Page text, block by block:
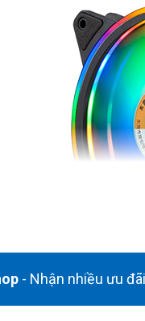
- Nhận nhiều ưu